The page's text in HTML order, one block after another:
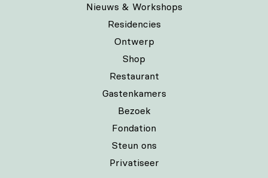
Nieuws & Workshops
Residencies
Ontwerp
Shop
Restaurant
Gastenkamers
Bezoek
Fondation
Steun ons
Privatiseer